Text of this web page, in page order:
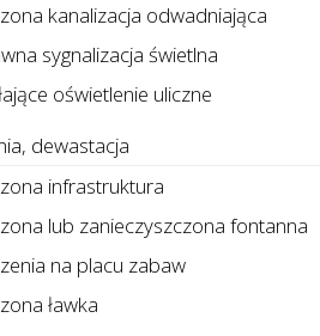
kanalizacja odwadniająca
sygnalizacja świetlna
oświetlenie uliczne
dewastacja
infrastruktura
lub zanieczyszczona fontanna
na placu zabaw
ławka